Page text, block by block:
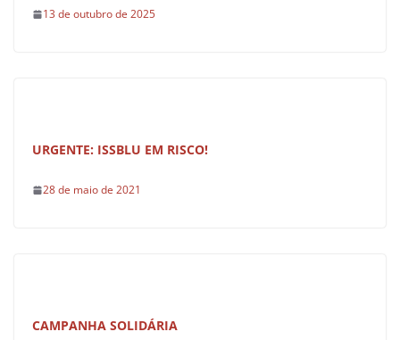
13 de outubro de 2025
URGENTE: ISSBLU EM RISCO!
28 de maio de 2021
CAMPANHA SOLIDÁRIA